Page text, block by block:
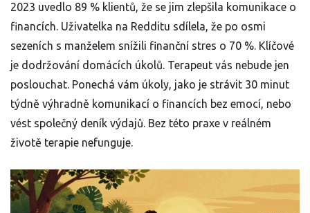
2023 uvedlo 89 % klientů, že se jim zlepšila komunikace o
financích. Uživatelka na Redditu sdílela, že po osmi
sezeních s manželem snížili finanční stres o 70 %. Klíčové
je dodržování domácích úkolů. Terapeut vás nebude jen
poslouchat. Ponechá vám úkoly, jako je strávit 30 minut
týdně výhradně komunikací o financích bez emocí, nebo
vést společný deník výdajů. Bez této praxe v reálném
životě terapie nefunguje.